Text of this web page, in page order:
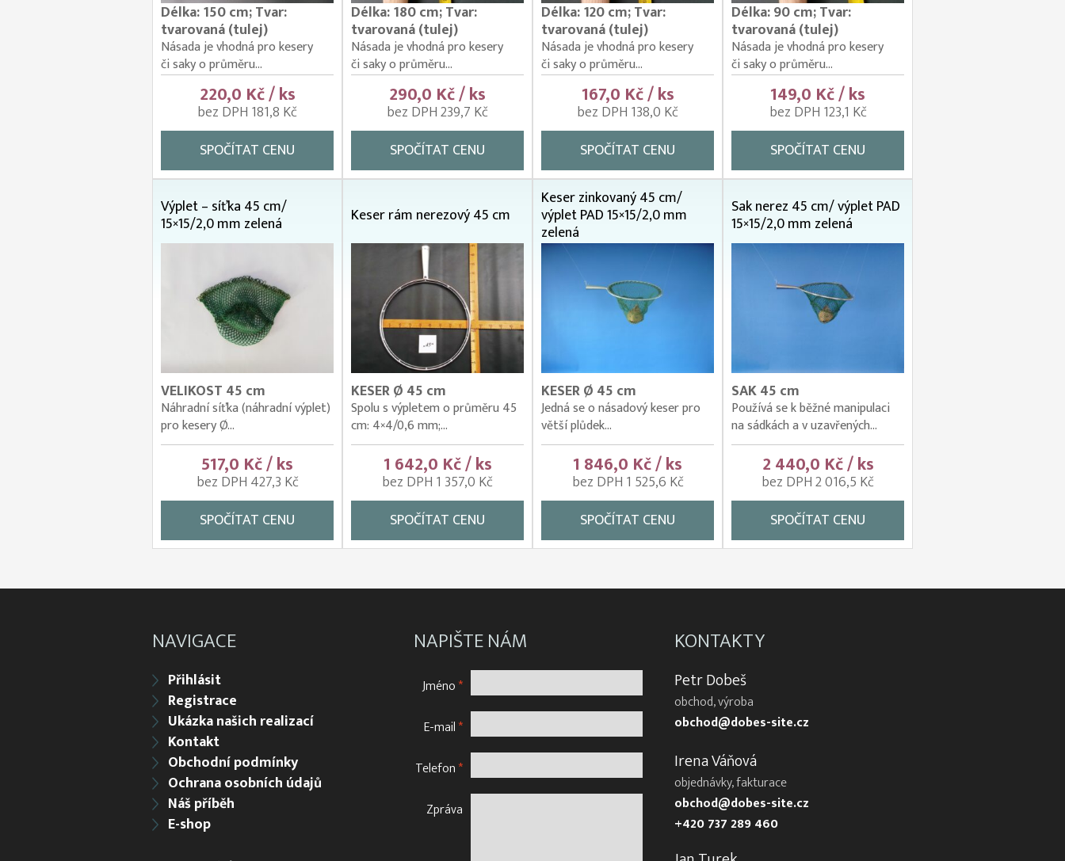
Délka: 150 cm; Tvar:
tvarovaná (tulej)
Násada je vhodná pro kesery
či saky o průměru...
220,0 Kč / ks
bez DPH 181,8 Kč
SPOČÍTAT CENU
Délka: 180 cm; Tvar:
tvarovaná (tulej)
Násada je vhodná pro kesery
či saky o průměru...
290,0 Kč / ks
bez DPH 239,7 Kč
SPOČÍTAT CENU
Délka: 120 cm; Tvar:
tvarovaná (tulej)
Násada je vhodná pro kesery
či saky o průměru...
167,0 Kč / ks
bez DPH 138,0 Kč
SPOČÍTAT CENU
Délka: 90 cm; Tvar:
tvarovaná (tulej)
Násada je vhodná pro kesery
či saky o průměru...
149,0 Kč / ks
bez DPH 123,1 Kč
SPOČÍTAT CENU
Výplet – síťka 45 cm/
15×15/2,0 mm zelená
VELIKOST 45 cm
Náhradní síťka (náhradní výplet)
pro kesery Ø...
517,0 Kč / ks
bez DPH 427,3 Kč
SPOČÍTAT CENU
Keser rám nerezový 45 cm
KESER Ø 45 cm
Spolu s výpletem o průměru 45
cm: 4×4/0,6 mm;...
1 642,0 Kč / ks
bez DPH 1 357,0 Kč
SPOČÍTAT CENU
Keser zinkovaný 45 cm/
výplet PAD 15×15/2,0 mm
zelená
KESER Ø 45 cm
Jedná se o násadový keser pro
větší plůdek...
1 846,0 Kč / ks
bez DPH 1 525,6 Kč
SPOČÍTAT CENU
Sak nerez 45 cm/ výplet PAD
15×15/2,0 mm zelená
SAK 45 cm
Používá se k běžné manipulaci
na sádkách a v uzavřených...
2 440,0 Kč / ks
bez DPH 2 016,5 Kč
SPOČÍTAT CENU
NAVIGACE
Přihlásit
Registrace
Ukázka našich realizací
Kontakt
Obchodní podmínky
Ochrana osobních údajů
Náš příběh
E-shop
NAPIŠTE NÁM
Jméno*
E-mail*
Telefon*
Zpráva
KONTAKTY
Petr Dobeš
obchod, výroba
obchod@dobes-site.cz
Irena Váňová
objednávky, fakturace
obchod@dobes-site.cz
+420 737 289 460